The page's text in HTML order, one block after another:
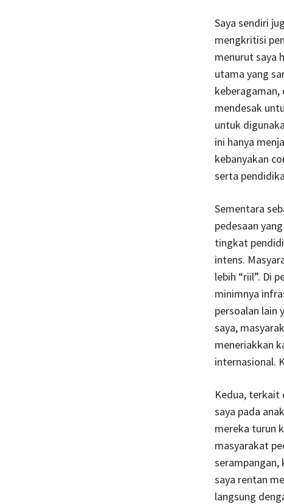
Saya sendiri
mengkritisi
menurut saya
utama yang
mendesak
untuk
ini hanya
kebanyakan
serta
Sementara
pedesaan
tingkat
intens.
lebih “riil”. Di
minimnya
persoalan lain
saya,
meneriakkan
internasional.
Kedua, terkait
saya pada
mereka turun
masyarakat
serampangan,
saya rentan
langsung